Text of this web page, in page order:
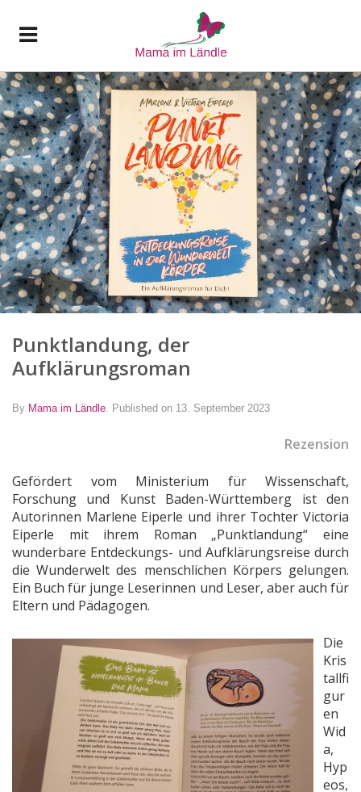
Punktlandung, der
Aufklärungsroman
By Mama im Ländle Published on 13. September 2023
Rezension
Gefördert vom Ministerium für Wissenschaft,
Forschung und Kunst Baden-Württemberg ist den
Autorinnen Marlene Eiperle und ihrer Tochter Victoria
Eiperle mit ihrem Roman „Punktlandung“ eine
wunderbare Entdeckungs- und Aufklärungsreise durch
die Wunderwelt des menschlichen Körpers gelungen.
Ein Buch für junge Leserinnen und Leser, aber auch für
Eltern und Pädagogen.
Die
Kris
tallfi
gur
en
Wid
a,
Hyp
eos,